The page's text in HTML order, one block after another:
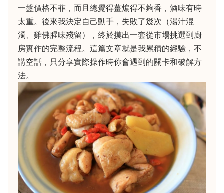
一盤價格不菲，而且總覺得薑煸得不夠香，酒味有時
太重。後來我決定自己動手，失敗了幾次（湯汁混
濁、雞佛腥味殘留），終於摸出一套從市場挑選到廚
房實作的完整流程。這篇文章就是我累積的經驗，不
講空話，只分享實際操作時你會遇到的關卡和破解方
法。